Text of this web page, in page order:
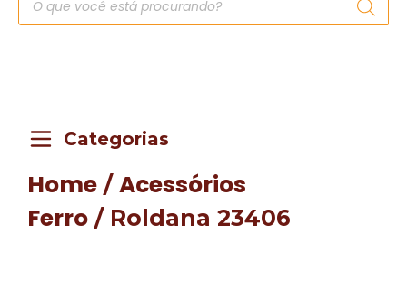
Categorias
Home / Acessórios
Ferro / Roldana 23406